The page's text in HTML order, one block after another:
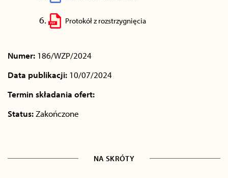
Protokół z rozstrzygnięcia
Numer: 186/WZP/2024
Data publikacji: 10/07/2024
Termin składania ofert:
Status: Zakończone
NA SKRÓTY